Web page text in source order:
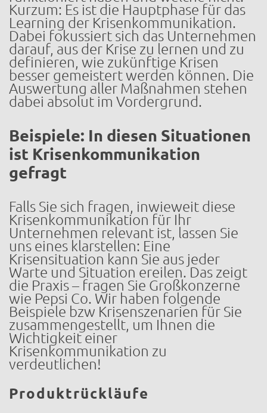
Kurzum: Es ist die Hauptphase für das
Learning der Krisenkommunikation.
Dabei fokussiert sich das Unternehmen
darauf, aus der Krise zu lernen und zu
definieren, wie zukünftige Krisen
besser gemeistert werden können. Die
Auswertung aller Maßnahmen stehen
dabei absolut im Vordergrund.
Beispiele: In diesen Situationen
ist Krisenkommunikation
gefragt
Falls Sie sich fragen, inwieweit diese
Krisenkommunikation für Ihr
Unternehmen relevant ist, lassen Sie
uns eines klarstellen: Eine
Krisensituation kann Sie aus jeder
Warte und Situation ereilen. Das zeigt
die Praxis – fragen Sie Großkonzerne
wie Pepsi Co. Wir haben folgende
Beispiele bzw Krisenszenarien für Sie
zusammengestellt, um Ihnen die
Wichtigkeit einer
Krisenkommunikation zu
verdeutlichen!
Produktrückläufe